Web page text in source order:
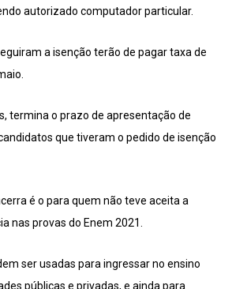
autorizado computador particular.
a isenção terão de pagar taxa de
termina o prazo de apresentação de
que tiveram o pedido de isenção
é o para quem não teve aceita a
nas provas do Enem 2021.
ser usadas para ingressar no ensino
públicas e privadas, e ainda para